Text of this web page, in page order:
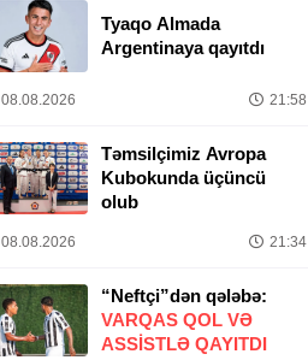
Tyaqo Almada
Argentinaya qayıtdı
08.08.2026 21:58
Təmsilçimiz Avropa
Kubokunda üçüncü
olub
08.08.2026 21:34
“Neftçi”dən qələbə:
VARQAS QOL VƏ
ASSİSTLƏ QAYITDI